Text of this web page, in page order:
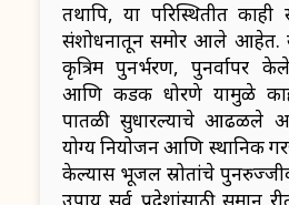
तथापि, या परिस्थितीत काही
संशोधनातून समोर आले आहेत.
कृत्रिम पुनर्भरण, पुनर्वापर
आणि कडक धोरणे यामुळे
पातळी सुधारल्याचे आढळले
योग्य नियोजन आणि स्थानिक
केल्यास भूजल स्रोतांचे